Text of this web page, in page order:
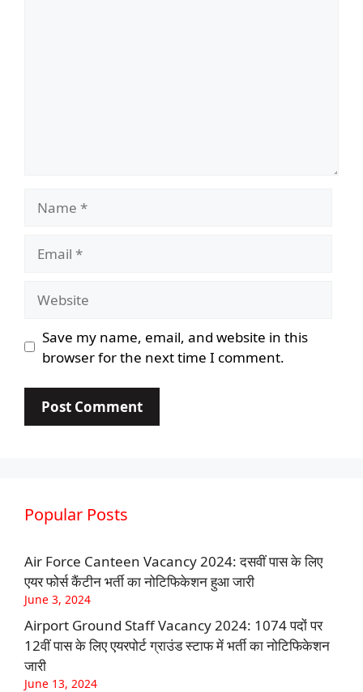
Save my name, email, and website in this
browser for the next time I comment.
Popular Posts
Air Force Canteen Vacancy 2024: दसवीं पास के लिए
एयर फोर्स कैंटीन भर्ती का नोटिफिकेशन हुआ जारी
June 3, 2024
Airport Ground Staff Vacancy 2024: 1074 पदों पर
12वीं पास के लिए एयरपोर्ट ग्राउंड स्टाफ में भर्ती का नोटिफिकेशन
जारी
June 13, 2024